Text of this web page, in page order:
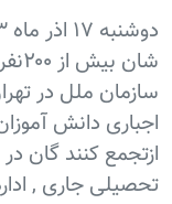
سازمان ملل در
اجباری دانش
ازتجمع کنند گان
تحصیلی جاری ,